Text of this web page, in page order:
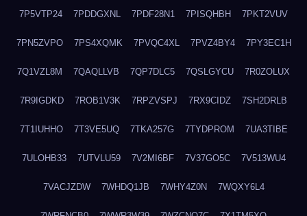
7P5VTP24 7PDDGXNL 7PDF28N1 7PISQHBH 7PKT2VUV
7PN5ZVPO 7PS4XQMK 7PVQC4XL 7PVZ4BY4 7PY3EC1H
7Q1VZL8M 7QAQLLVB 7QP7DLC5 7QSLGYCU 7R0ZOLUX
7R9IGDKD 7ROB1V3K 7RPZVSPJ 7RX9CIDZ 7SH2DRLB
7T1IUHHO 7T3VE5UQ 7TKA257G 7TYDPROM 7UA3TIBE
7ULOHB33 7UTVLU59 7V2MI6BF 7V37GO5C 7V513WU4
7VACJZDW 7WHDQ1JB 7WHY4Z0N 7WQXY6L4